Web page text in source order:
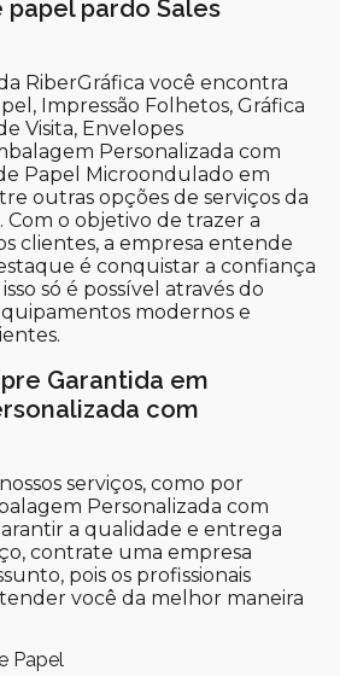
pardo Sales
RiberGráfica você encontra
Impressão Folhetos, Gráfica
Visita, Envelopes
Personalizada com
Papel Microondulado em
outras opções de serviços da
Com o objetivo de trazer a
clientes, a empresa entende
é conquistar a confiança
só é possível através do
modernos e
Garantida em
com
serviços, como por
Personalizada com
a qualidade e entrega
contrate uma empresa
pois os profissionais
você da melhor maneira
Papel